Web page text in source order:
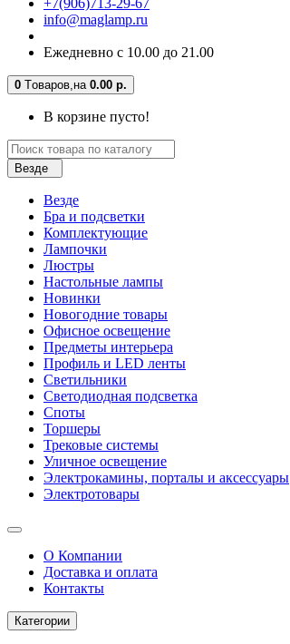
+7(906)713-29-67
info@maglamp.ru
Ежедневно с 10.00 до 21.00
0 Tоваров,на 0.00 р.
В корзине пусто!
Везде
Везде
Бра и подсветки
Комплектующие
Лампочки
Люстры
Настольные лампы
Новинки
Новогодние товары
Офисное освещение
Предметы интерьера
Профиль и LED ленты
Светильники
Светодиодная подсветка
Споты
Торшеры
Трековые системы
Уличное освещение
Электрокамины, порталы и аксессуары
Электротовары
О Компании
Доставка и оплата
Контакты
Категории